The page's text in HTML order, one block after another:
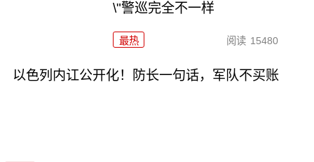
\"警巡完全不一样
最热 阅读 15480
以色列内讧公开化！防长一句话，军队不买账